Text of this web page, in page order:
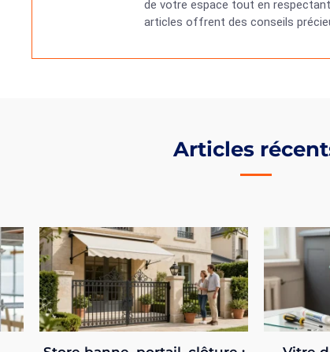
de votre espace tout en
articles offrent des conseils
Articles